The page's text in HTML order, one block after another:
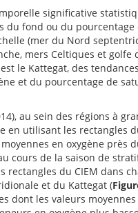
significative
du fond ou du
(mer du Nord
mers Celtiques et golfe
le Kattegat, des
et du pourcentage de
au sein des régions à
en utilisant les rectangles
en oxygène près
cours de la saison de
du CIEM dans
et du Kattegat (
dont les valeurs